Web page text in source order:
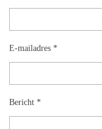
E-mailadres *
Bericht *